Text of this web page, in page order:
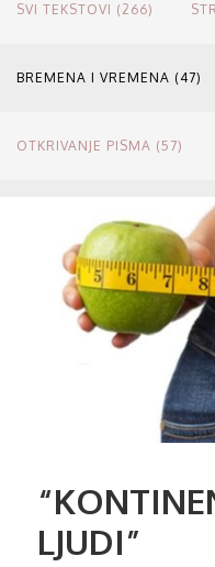
SVI TEKSTOVI (266)
BREMENA I VREMENA (47)
OTKRIVANJE PISMA (57)
LJUDI”